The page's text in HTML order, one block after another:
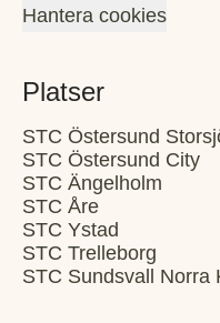
Hantera cookies
Platser
STC Östersund
STC Östersund City
STC Ängelholm
STC Åre
STC Ystad
STC Trelleborg
STC Sundsvall Norra